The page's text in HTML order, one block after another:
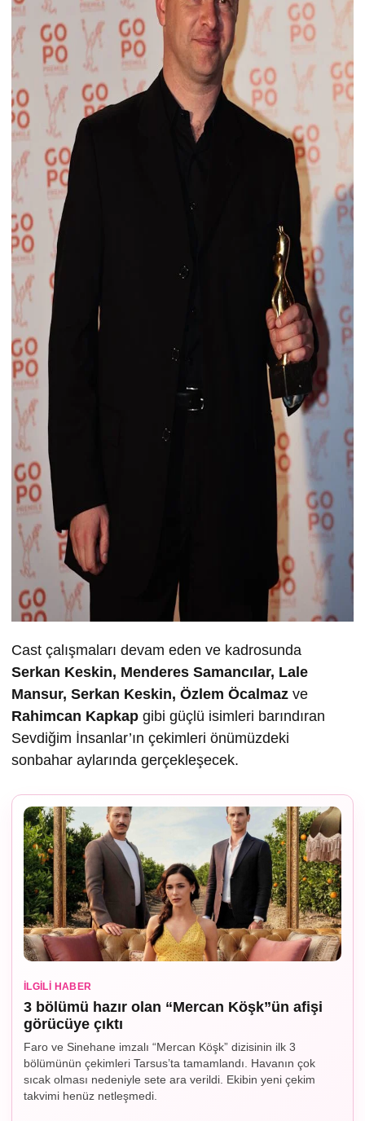
Cast çalışmaları devam eden ve kadrosunda
Serkan Keskin, Menderes Samancılar, Lale
Mansur, Serkan Keskin, Özlem Öcalmaz ve
Rahimcan Kapkap gibi güçlü isimleri barındıran
Sevdiğim İnsanlar’ın çekimleri önümüzdeki
sonbahar aylarında gerçekleşecek.
İLGILI HABER
3 bölümü hazır olan “Mercan Köşk”ün afişi
görücüye çıktı
Faro ve Sinehane imzalı “Mercan Köşk” dizisinin ilk 3
bölümünün çekimleri Tarsus’ta tamamlandı. Havanın çok
sıcak olması nedeniyle sete ara verildi. Ekibin yeni çekim
takvimi henüz netleşmedi.